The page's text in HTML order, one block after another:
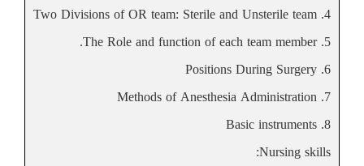
4. Two Divisions of OR team: Sterile and Unsterile team
5. The Role and function of each team member.
6. Positions During Surgery
7. Methods of Anesthesia Administration
8. Basic instruments
Nursing skills: